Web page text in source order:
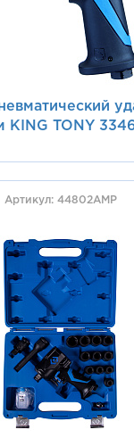
KING TONY
Артикул: 44802AMP